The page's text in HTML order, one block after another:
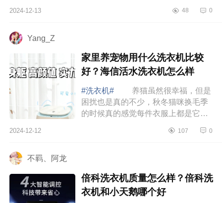
绍下迷你洗烘一体机哪个牌子好？麦
2024-12-13 48 0
Yang_Z
家里养宠物用什么洗衣机比较
好？海信活水洗衣机怎么样
#洗衣机#
养猫虽然很幸福，但是
困扰也是真的不少，秋冬猫咪换毛季
的时候真的感觉每件衣服上都是它的
宠物用什么洗衣机比较好？海信活水
2024-12-12 107 0
不羁、阿龙
倍科洗衣机质量怎么样？倍科洗
衣机和小天鹅哪个好